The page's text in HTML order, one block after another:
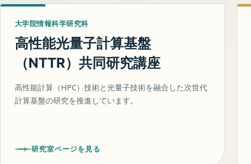
大学院情報科学研究科
高性能光量子計算基盤
（NTTR）共同研究講座
高性能計算（HPC）技術と光量子技術を融合した次世代
計算基盤の研究を推進しています。
研究室ページを見る